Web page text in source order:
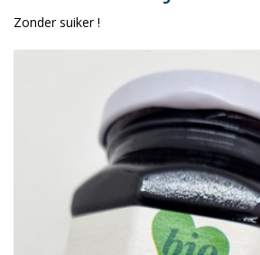
Zonder suiker !